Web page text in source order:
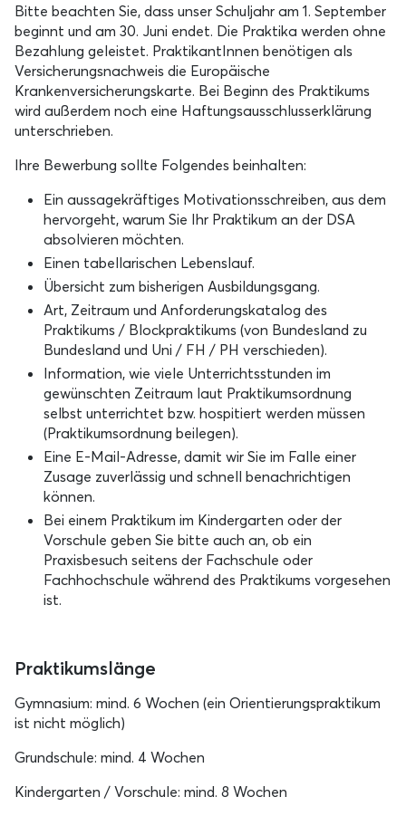
Bitte beachten Sie, dass unser Schuljahr am 1. September
beginnt und am 30. Juni endet. Die Praktika werden ohne
Bezahlung geleistet. PraktikantInnen benötigen als
Versicherungsnachweis die Europäische
Krankenversicherungskarte. Bei Beginn des Praktikums
wird außerdem noch eine Haftungsausschlusserklärung
unterschrieben.
Ihre Bewerbung sollte Folgendes beinhalten:
Ein aussagekräftiges Motivationsschreiben, aus dem
hervorgeht, warum Sie Ihr Praktikum an der DSA
absolvieren möchten.
Einen tabellarischen Lebenslauf.
Übersicht zum bisherigen Ausbildungsgang.
Art, Zeitraum und Anforderungskatalog des
Praktikums / Blockpraktikums (von Bundesland zu
Bundesland und Uni / FH / PH verschieden).
Information, wie viele Unterrichtsstunden im
gewünschten Zeitraum laut Praktikumsordnung
selbst unterrichtet bzw. hospitiert werden müssen
(Praktikumsordnung beilegen).
Eine E-Mail-Adresse, damit wir Sie im Falle einer
Zusage zuverlässig und schnell benachrichtigen
können.
Bei einem Praktikum im Kindergarten oder der
Vorschule geben Sie bitte auch an, ob ein
Praxisbesuch seitens der Fachschule oder
Fachhochschule während des Praktikums vorgesehen
ist.
Praktikumslänge
Gymnasium: mind. 6 Wochen (ein Orientierungspraktikum
ist nicht möglich)
Grundschule: mind. 4 Wochen
Kindergarten / Vorschule: mind. 8 Wochen